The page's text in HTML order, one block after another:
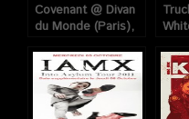
Covenant @ Divan
du Monde (Paris),
@